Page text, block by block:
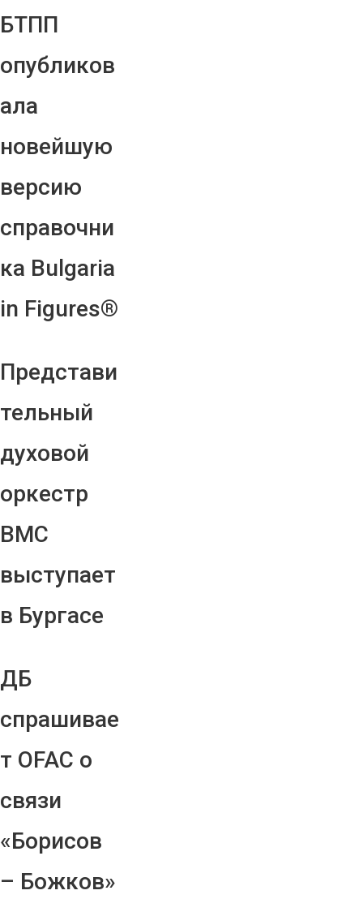
БТПП
опубликов
ала
новейшую
версию
справочни
ка Bulgaria
in Figures®
Представи
тельный
духовой
оркестр
ВМС
выступает
в Бургасе
ДБ
спрашивае
т OFAC о
связи
«Борисов
– Божков»